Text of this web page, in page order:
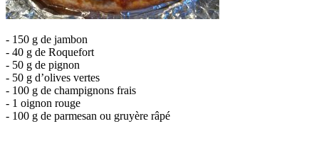
- 150 g de jambon
- 40 g de Roquefort
- 50 g de pignon
- 50 g d’olives vertes
- 100 g de champignons frais
- 1 oignon rouge
- 100 g de parmesan ou gruyère râpé